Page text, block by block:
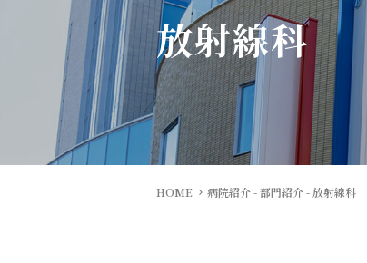
放射線科
HOME 病院紹介 - 部門紹介 - 放射線科